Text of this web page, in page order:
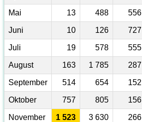
Mai 13 488 556
Juni 10 126 727
Juli 19 578 555
August 163 1 785 287
September 514 654 152
Oktober 757 805 156
November 1 523 3 630 266